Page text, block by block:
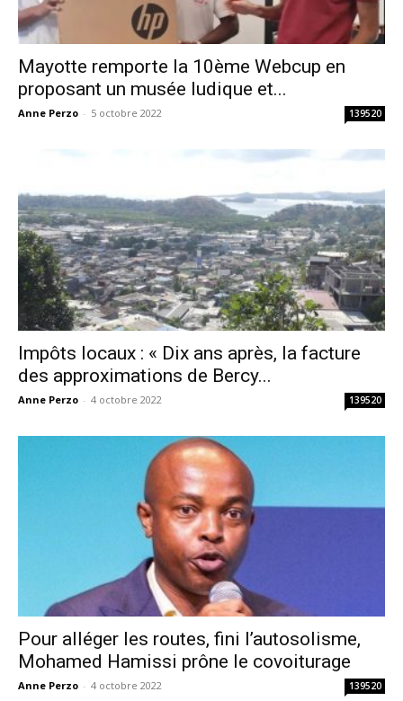
Mayotte remporte la 10ème Webcup en
proposant un musée ludique et...
Anne Perzo - 5 octobre 2022 139520
Impôts locaux : « Dix ans après, la facture
des approximations de Bercy...
Anne Perzo - 4 octobre 2022 139520
Pour alléger les routes, fini l’autosolisme,
Mohamed Hamissi prône le covoiturage
Anne Perzo - 4 octobre 2022 139520